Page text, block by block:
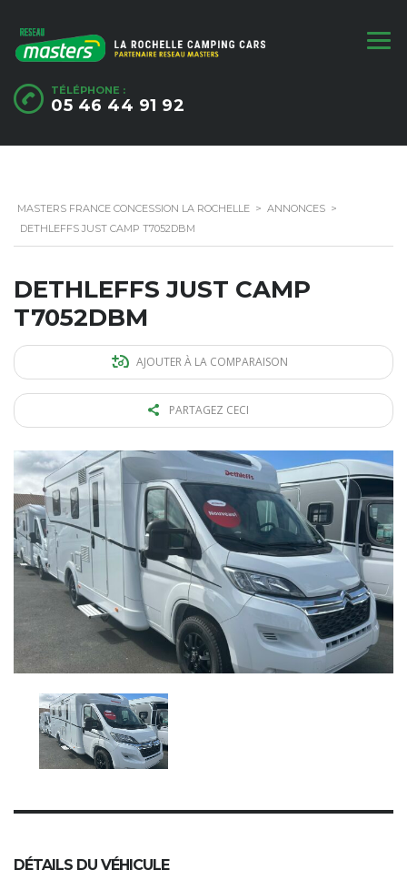
TÉLÉPHONE :
05 46 44 91 92
MASTERS FRANCE CONCESSION LA ROCHELLE > ANNONCES >
DETHLEFFS JUST CAMP T7052DBM
DETHLEFFS JUST CAMP
T7052DBM
AJOUTER À LA COMPARAISON
PARTAGEZ CECI
DÉTAILS DU VÉHICULE